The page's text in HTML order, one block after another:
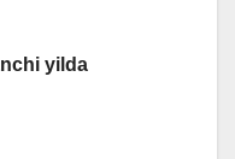
yilda